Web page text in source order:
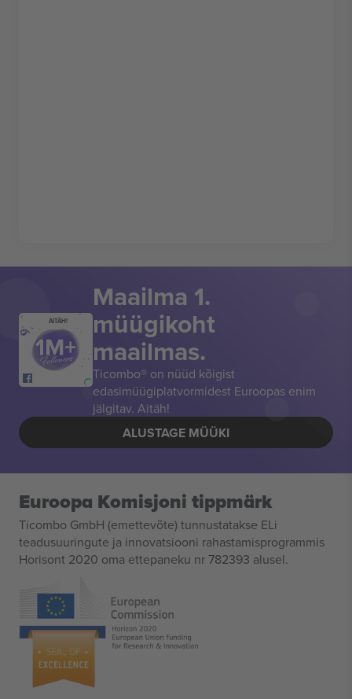
AITÄH!
Maailma 1.
müügikoht
maailmas.
Ticombo® on nüüd kõigist
edasimüügiplatvormidest Euroopas enim
jälgitav. Aitäh!
ALUSTAGE MÜÜKI
Euroopa Komisjoni tippmärk
Ticombo GmbH (emettevõte) tunnustatakse ELi
teadusuuringute ja innovatsiooni rahastamisprogrammis
Horisont 2020 oma ettepaneku nr 782393 alusel.